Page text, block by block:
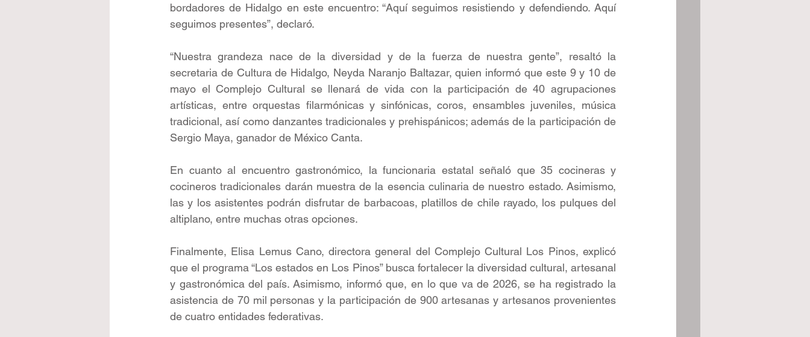
bordadores de Hidalgo en este encuentro: “Aquí seguimos resistiendo y defendiendo. Aquí
seguimos presentes”, declaró.
“Nuestra grandeza nace de la diversidad y de la fuerza de nuestra gente”, resaltó la
secretaria de Cultura de Hidalgo, Neyda Naranjo Baltazar, quien informó que este 9 y 10 de
mayo el Complejo Cultural se llenará de vida con la participación de 40 agrupaciones
artísticas, entre orquestas filarmónicas y sinfónicas, coros, ensambles juveniles, música
tradicional, así como danzantes tradicionales y prehispánicos; además de la participación de
Sergio Maya, ganador de México Canta.
En cuanto al encuentro gastronómico, la funcionaria estatal señaló que 35 cocineras y
cocineros tradicionales darán muestra de la esencia culinaria de nuestro estado. Asimismo,
las y los asistentes podrán disfrutar de barbacoas, platillos de chile rayado, los pulques del
altiplano, entre muchas otras opciones.
Finalmente, Elisa Lemus Cano, directora general del Complejo Cultural Los Pinos, explicó
que el programa “Los estados en Los Pinos” busca fortalecer la diversidad cultural, artesanal
y gastronómica del país. Asimismo, informó que, en lo que va de 2026, se ha registrado la
asistencia de 70 mil personas y la participación de 900 artesanas y artesanos provenientes
de cuatro entidades federativas.